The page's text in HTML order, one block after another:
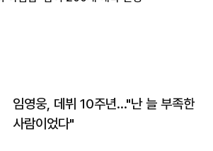
임영웅, 데뷔 10주년…"난 늘 부족한
사람이었다"